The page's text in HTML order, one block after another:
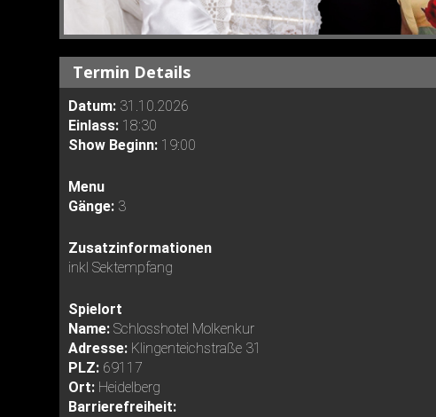
Termin Details
Datum: 31.10.2026
Einlass: 18:30
Show Beginn: 19:00
Menu
Gänge: 3
Zusatzinformationen
inkl Sektempfang
Spielort
Name:Schlosshotel Molkenkur
Adresse: Klingenteichstraße 31
PLZ: 69117
Ort: Heidelberg
Barrierefreiheit: